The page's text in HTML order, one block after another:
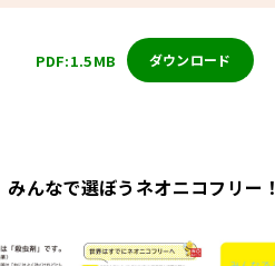
PDF:1.5MB ダウンロード
みんなで選ぼうネオニコフリー！